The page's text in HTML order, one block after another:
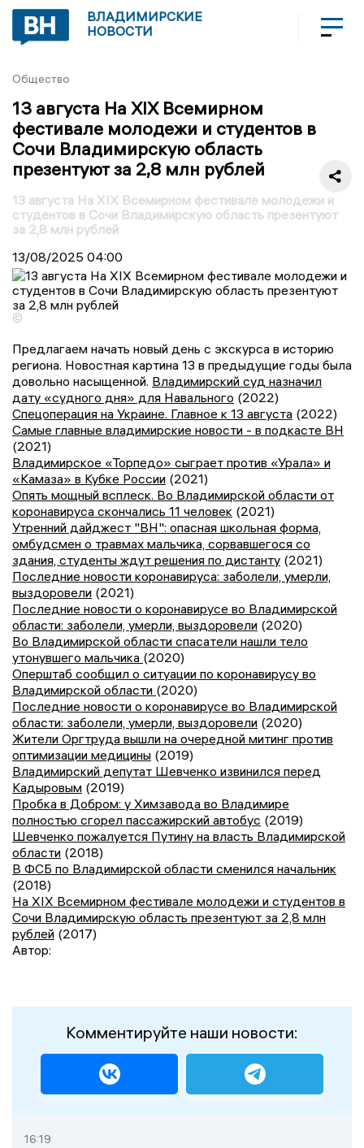
ВЛАДИМИРСКИЕ
НОВОСТИ
Общество
13 августа На XIX Всемирном
фестивале молодежи и студентов в
Сочи Владимирскую область
презентуют за 2,8 млн рублей
13 августа На XIX Всемирном фестивале молодежи и
студентов в Сочи Владимирскую область презентуют
за 2,8 млн рублей
13/08/2025 04:00
©
Предлагаем начать новый день с экскурса в историю
региона. Новостная картина 13 в предыдущие годы была
довольно насыщенной. Владимирский суд назначил
дату «судного дня» для Навального (2022)
Спецоперация на Украине. Главное к 13 августа (2022)
Самые главные владимирские новости - в подкасте ВН
(2021)
Владимирское «Торпедо» сыграет против «Урала» и
«Камаза» в Кубке России (2021)
Опять мощный всплеск. Во Владимирской области от
коронавируса скончались 11 человек (2021)
Утренний дайджест "ВН": опасная школьная форма,
омбудсмен о травмах мальчика, сорвавшегося со
здания, студенты ждут решения по дистанту (2021)
Последние новости коронавируса: заболели, умерли,
выздоровели (2021)
Последние новости о коронавирусе во Владимирской
области: заболели, умерли, выздоровели (2020)
Во Владимирской области спасатели нашли тело
утонувшего мальчика (2020)
Оперштаб сообщил о ситуации по коронавирусу во
Владимирской области (2020)
Последние новости о коронавирусе во Владимирской
области: заболели, умерли, выздоровели (2020)
Жители Оргтруда вышли на очередной митинг против
оптимизации медицины (2019)
Владимирский депутат Шевченко извинился перед
Кадыровым (2019)
Пробка в Добром: у Химзавода во Владимире
полностью сгорел пассажирский автобус (2019)
Шевченко пожалуется Путину на власть Владимирской
области (2018)
В ФСБ по Владимирской области сменился начальник
(2018)
На XIX Всемирном фестивале молодежи и студентов в
Сочи Владимирскую область презентуют за 2,8 млн
рублей (2017)
Автор:
Комментируйте наши новости:
16:19